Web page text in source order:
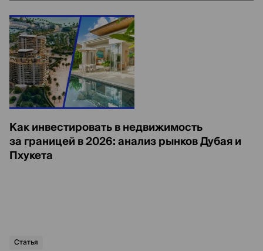
Как инвестировать в недвижимость
за границей в 2026: анализ рынков Дубая и
Пхукета
Статья